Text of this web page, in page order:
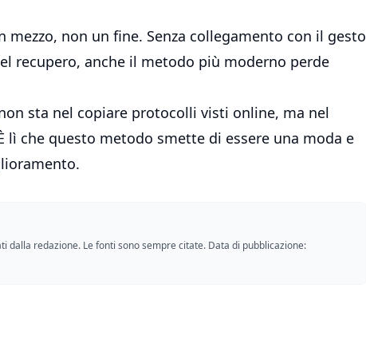
mezzo, non un fine. Senza collegamento con il gesto
recupero, anche il metodo più moderno perde
sta nel copiare protocolli visti online, ma nel
lì che questo metodo smette di essere una moda e
redazione. Le fonti sono sempre citate. Data di pubblicazione: